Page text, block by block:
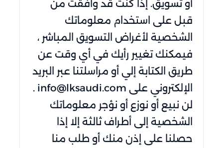
أو تسويق. إذا كنت قد وافقت من
قبل على استخدام معلوماتك
الشخصية لأغراض التسويق المباشر ،
فيمكنك تغيير رأيك في أي وقت عن
طريق الكتابة إلي أو مراسلتنا عبر البريد
الإلكتروني على info@lksaudi.com .
لن نبيع أو نوزع أو نؤجر معلوماتك
الشخصية إلى أطراف ثالثة إلا إذا
حصلنا على إذن منك أو طلب منا